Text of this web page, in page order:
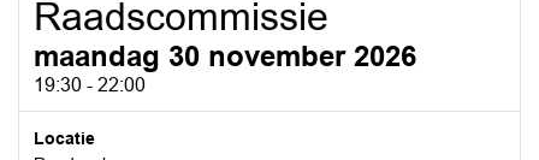
Raadscommissie
maandag 30 november 2026
19:30 - 22:00
Locatie